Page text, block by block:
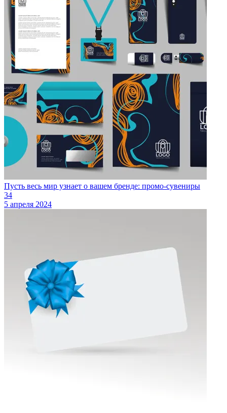
Пусть весь мир узнает о вашем бренде: промо-сувениры
34
5 апреля 2024